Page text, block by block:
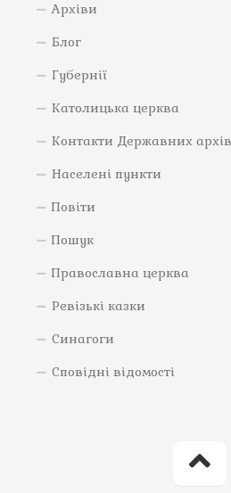
Архіви
Блог
Губернії
Католицька церква
Контакти Державних
Населені пункти
Повіти
Пошук
Православна церква
Ревізькі казки
Синагоги
Сповідні відомості